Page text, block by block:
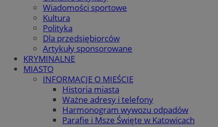
Wiadomości sportowe
Kultura
Polityka
Dla przedsiębiorców
Artykuły sponsorowane
KRYMINALNE
MIASTO
INFORMACJE O MIEŚCIE
Historia miasta
Ważne adresy i telefony
Harmonogram wywozu odpadów
Parafie i Msze Święte w Katowicach